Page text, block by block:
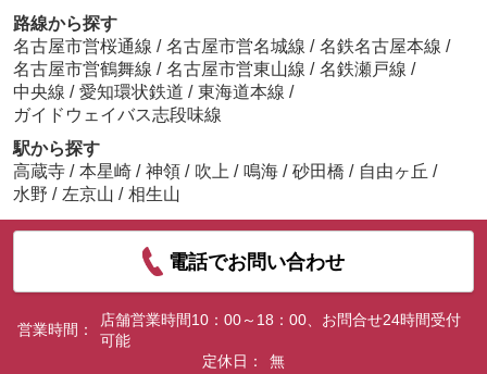
路線から探す
名古屋市営桜通線 / 名古屋市営名城線 / 名鉄名古屋本線 /
名古屋市営鶴舞線 / 名古屋市営東山線 / 名鉄瀬戸線 /
中央線 / 愛知環状鉄道 / 東海道本線 /
ガイドウェイバス志段味線
駅から探す
高蔵寺 / 本星崎 / 神領 / 吹上 / 鳴海 / 砂田橋 / 自由ヶ丘 /
水野 / 左京山 / 相生山
電話でお問い合わせ
営業時間：
店舗営業時間10：00～18：00、お問合せ24時間受付
可能
定休日：
無